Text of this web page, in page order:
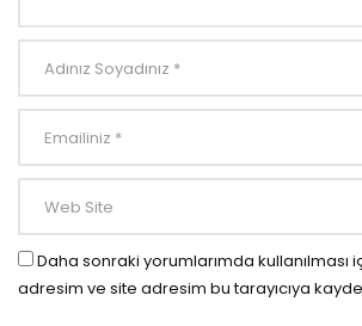
Daha sonraki yorumlarımda kullanılması
adresim ve site adresim bu tarayıcıya